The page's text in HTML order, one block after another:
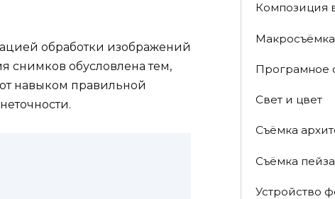
обработки изображений
снимков обусловлена тем,
навыком правильной
Композиция
Макросъёмка
Програмное
Свет и цвет
Съёмка
Съёмка
Устройство